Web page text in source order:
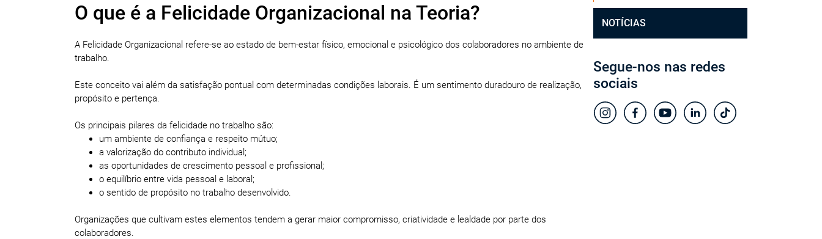
O que é a Felicidade Organizacional na Teoria?
A Felicidade Organizacional refere-se ao estado de bem-estar físico, emocional e psicológico dos colaboradores no ambiente de
trabalho.
Este conceito vai além da satisfação pontual com determinadas condições laborais. É um sentimento duradouro de realização,
propósito e pertença.
Os principais pilares da felicidade no trabalho são:
um ambiente de confiança e respeito mútuo;
a valorização do contributo individual;
as oportunidades de crescimento pessoal e profissional;
o equilíbrio entre vida pessoal e laboral;
o sentido de propósito no trabalho desenvolvido.
Organizações que cultivam estes elementos tendem a gerar maior compromisso, criatividade e lealdade por parte dos
colaboradores.
NOTÍCIAS
Segue-nos nas redes
sociais